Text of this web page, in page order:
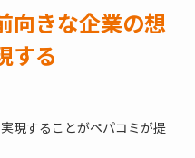
向きな企業の想
する
現することがペパコミが提